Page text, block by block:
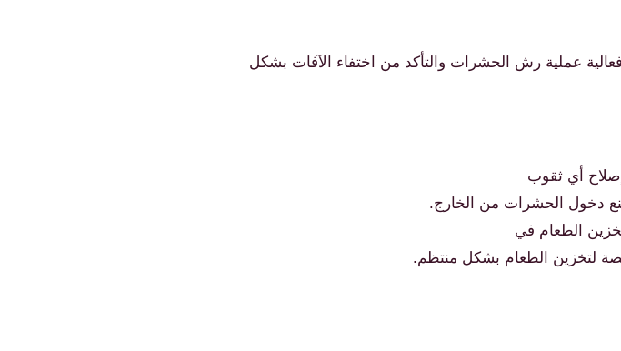
عملية رش الحشرات والتأكد من اختفاء الآفات بشكل
أي ثقوب
دخول الحشرات من الخارج.
الطعام في
لتخزين الطعام بشكل منتظم.